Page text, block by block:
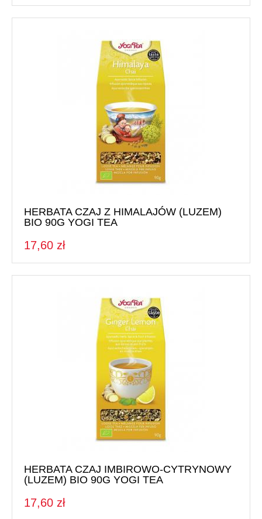
HERBATA CZAJ Z HIMALAJÓW (LUZEM)
BIO 90G YOGI TEA
17,60 zł
HERBATA CZAJ IMBIROWO-CYTRYNOWY
(LUZEM) BIO 90G YOGI TEA
17,60 zł